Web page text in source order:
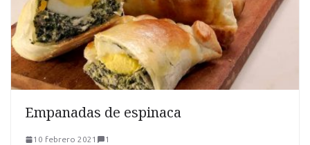
Empanadas de espinaca
10 febrero 2021 1